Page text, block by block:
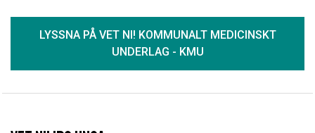
LYSSNA PÅ VET NI! KOMMUNALT MEDICINSKT
UNDERLAG - KMU